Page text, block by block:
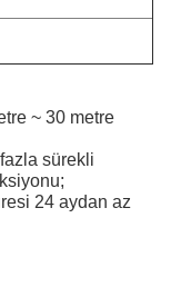
~ 30 metre
sürekli
24 aydan az